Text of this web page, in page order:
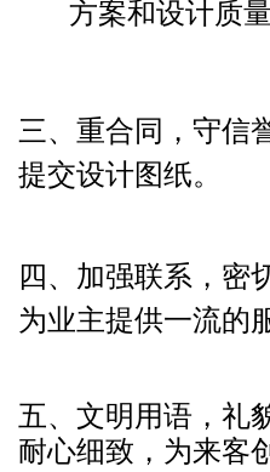
方案和设计质量
三、重合同，守信
提交设计图纸。
四、加强联系，密
为业主提供一流的
五、文明用语，礼
耐心细致，为来客